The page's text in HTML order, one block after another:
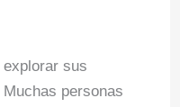
sus
personas